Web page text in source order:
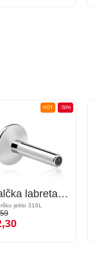
-50%
HOT
Palčka labreta z notranjim navojem (kirurško jeklo, srebrna, sijoč zaključek)
jeklo 316L